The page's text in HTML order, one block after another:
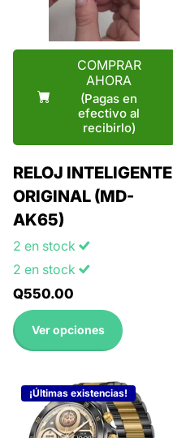
COMPRAR
AHORA
(Pagas en
efectivo al
recibirlo)
RELOJ INTELIGENTE
ORIGINAL (MD-
AK65)
2 en stock
2 en stock
Q550.00
Ver opciones
¡Últimas existencias!